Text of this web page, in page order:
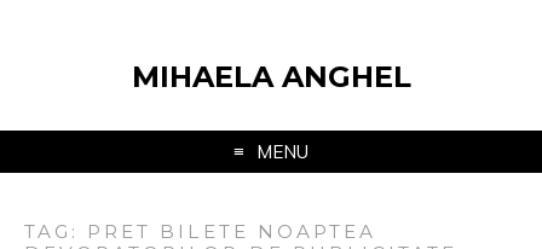
MIHAELA ANGHEL
MENU
TAG: PRET BILETE NOAPTEA